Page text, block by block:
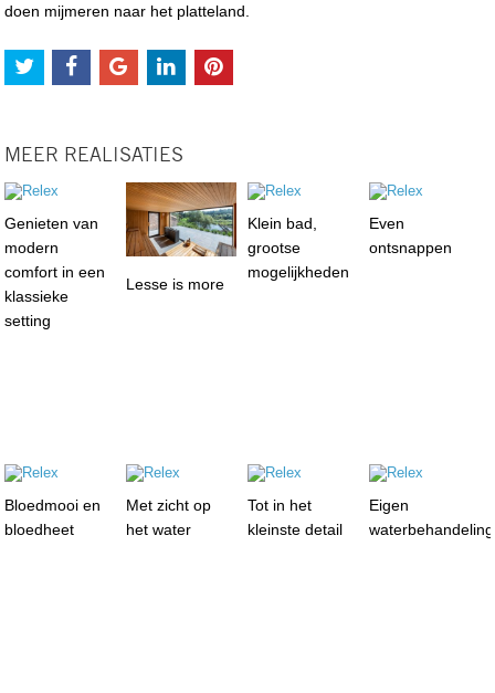
doen mijmeren naar het platteland.
MEER REALISATIES
Genieten van
modern
comfort in een
klassieke
setting
Lesse is more
Klein bad,
grootse
mogelijkheden
Even
ontsnappen
Bloedmooi en
bloedheet
Met zicht op
het water
Tot in het
kleinste detail
Eigen